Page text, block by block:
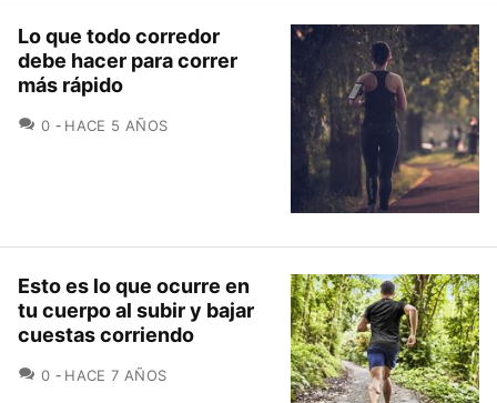
Lo que todo corredor
debe hacer para correr
más rápido
0 COMENTARIOS
HACE 5 AÑOS
Esto es lo que ocurre en
tu cuerpo al subir y bajar
cuestas corriendo
0 COMENTARIOS
HACE 7 AÑOS